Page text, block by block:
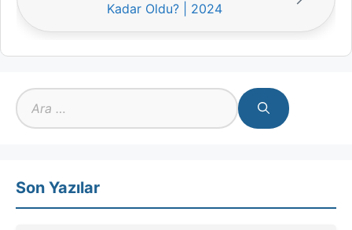
Kadar Oldu? | 2024
için
ara
Son Yazılar